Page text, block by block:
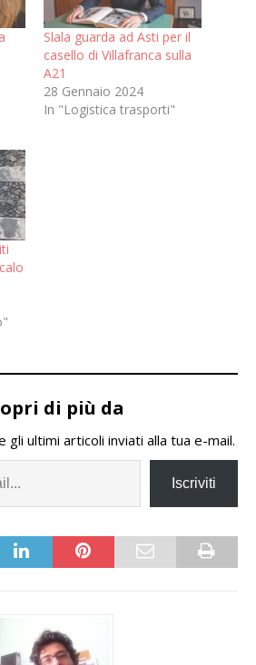
Slala guarda ad Asti per il
casello di Villafranca sulla
A21
28 Gennaio 2024
In "Logistica trasporti"
di più da
gli ultimi articoli inviati alla tua e-mail.
Iscriviti